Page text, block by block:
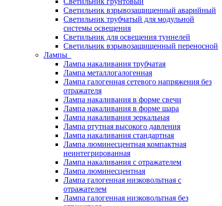
Светильник взрывозащищенный аварийный
Светильник трубчатый для модульной
системы освещения
Светильник для освещения туннелей
Светильник взрывозащищенный переносной
Лампы
Лампа накаливания трубчатая
Лампа металлогалогенная
Лампа галогенная сетевого напряжения без
отражателя
Лампа накаливания в форме свечи
Лампа накаливания в форме шара
Лампа накаливания зеркальная
Лампа ртутная высокого давления
Лампа накаливания стандартная
Лампа люминесцентная компактная
неинтегрированная
Лампа накаливания с отражателем
Лампа люминесцентная
Лампа галогенная низковольтная с
отражателем
Лампа галогенная низковольтная без